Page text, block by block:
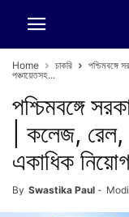
Home চাকরি
পশ্চিমবঙ্গে
পঞ্চায়েতসহ...
পশ্চিমবঙ্গে
| কলেজ,
একাধিক
By Swastika Paul -